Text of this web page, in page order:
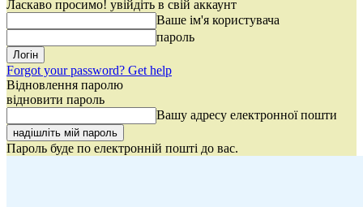
Ласкаво просимо! увійдіть в свій аккаунт
Ваше ім'я користувача
пароль
Forgot your password? Get help
Відновлення паролю
відновити пароль
Вашу адресу електронної пошти
Пароль буде по електронній пошті до вас.